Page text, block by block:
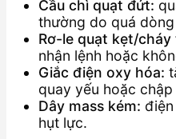
Cầu chì quạt đứt:
thường do quá
Rơ-le quạt kẹt/cháy
nhận lệnh hoặc
Giắc điện oxy hóa:
quay yếu hoặc chập
Dây mass kém:
hụt lực.